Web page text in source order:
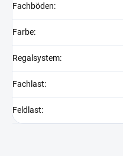
Fachböden:
Farbe:
Regalsystem:
Fachlast:
Feldlast: